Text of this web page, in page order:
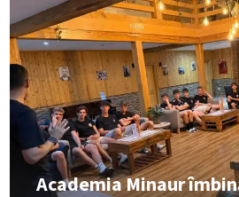
Academia Minaur